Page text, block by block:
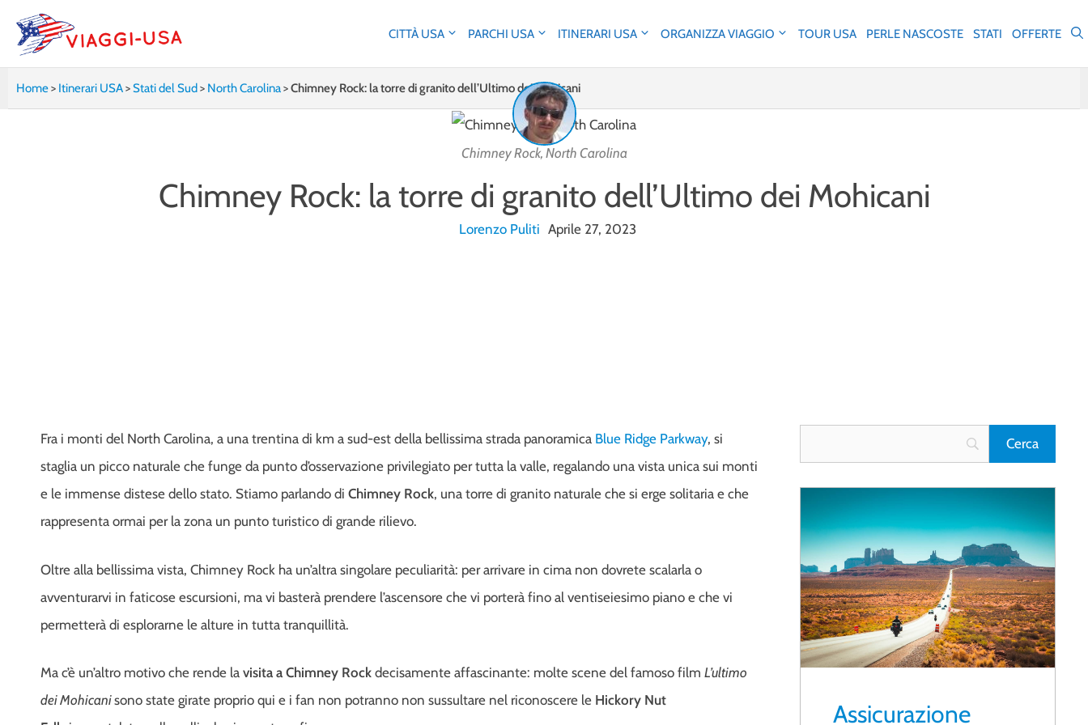
contenuto
CITTÀ USA PARCHI USA ITINERARI USA ORGANIZZA VIAGGIO TOUR USA PERLE NASCOSTE STATI OFFERTE
Home> Itinerari USA>Stati del Sud> North Carolina>Chimney Rock: la torre di granito dell’Ultimo dei Mohicani
Chimney Rock, North Carolina
Chimney Rock: la torre di granito dell’Ultimo dei Mohicani
Lorenzo Puliti Aprile 27, 2023
Fra i monti del North Carolina, a una trentina di km a sud-est della bellissima strada panoramica Blue Ridge Parkway, si
staglia un picco naturale che funge da punto d’osservazione privilegiato per tutta la valle, regalando una vista unica sui monti
e le immense distese dello stato. Stiamo parlando di Chimney Rock, una torre di granito naturale che si erge solitaria e che
rappresenta ormai per la zona un punto turistico di grande rilievo.
Oltre alla bellissima vista, Chimney Rock ha un’altra singolare peculiarità: per arrivare in cima non dovrete scalarla o
avventurarvi in faticose escursioni, ma vi basterà prendere l’ascensore che vi porterà fino al ventiseiesimo piano e che vi
permetterà di esplorarne le alture in tutta tranquillità.
Ma c’è un’altro motivo che rende la visita a Chimney Rock decisamente affascinante: molte scene del famoso film L’ultimo
dei Mohicanisono state girate proprio qui e i fan non potranno non sussultare nel riconoscere le Hickory Nut
Assicurazione